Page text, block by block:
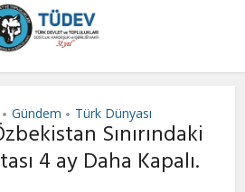
• Gündem • Türk Dünyası
Sınırındaki
4 ay Daha Kapalı.